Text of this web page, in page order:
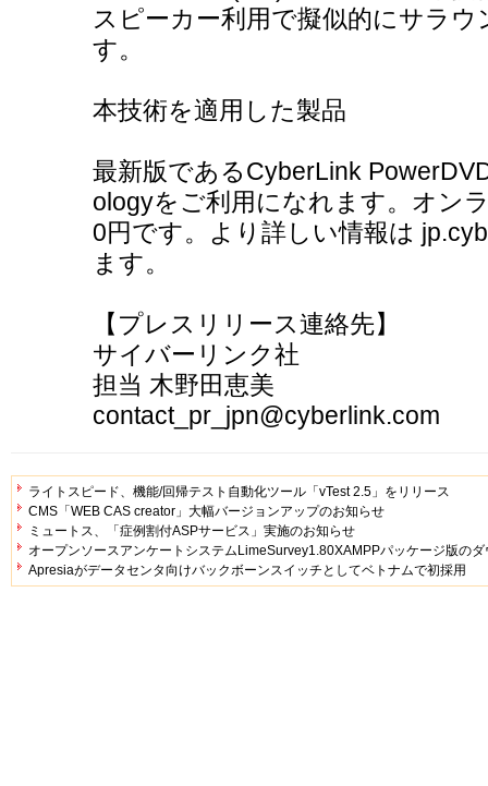
スピーカー利用で擬似的にサラ
す。
本技術を適用した製品
最新版であるCyberLink
ologyをご利用になれます。オン
0円です。より詳しい情報は
ます。
【プレスリリース連絡先】
サイバーリンク社
担当 木野田恵美
contact_pr_jpn@cyberlink.com
ライトスピード、機能/回帰テスト自動化ツール「vTest 2.5」をリリース
CMS「WEB CAS creator」大幅バージョンアップのお知らせ
ミュートス、「症例割付ASPサービス」実施のお知らせ
オープンソースアンケートシステムLimeSurvey1.80XAMPPパッケージ版の
Apresiaがデータセンタ向けバックボーンスイッチとしてベトナムで初採用